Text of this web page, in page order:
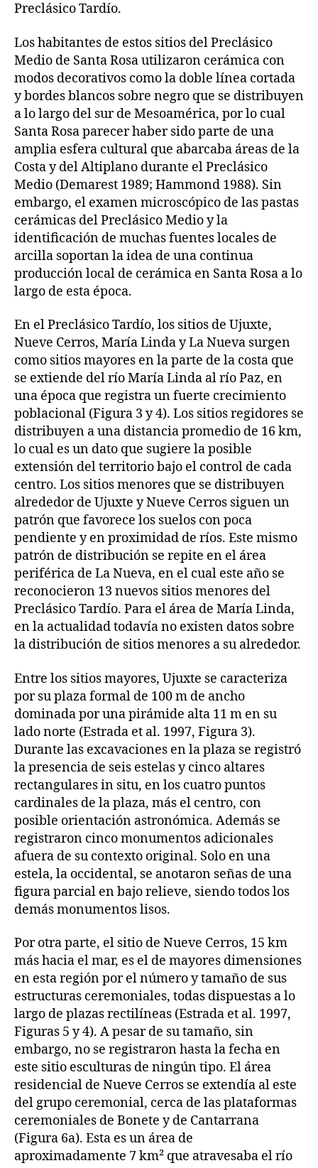
Preclásico Tardío.
Los habitantes de estos sitios del Preclásico
Medio de Santa Rosa utilizaron cerámica con
modos decorativos como la doble línea cortada
y bordes blancos sobre negro que se distribuyen
a lo largo del sur de Mesoamérica, por lo cual
Santa Rosa parecer haber sido parte de una
amplia esfera cultural que abarcaba áreas de la
Costa y del Altiplano durante el Preclásico
Medio (Demarest 1989; Hammond 1988). Sin
embargo, el examen microscópico de las pastas
cerámicas del Preclásico Medio y la
identificación de muchas fuentes locales de
arcilla soportan la idea de una continua
producción local de cerámica en Santa Rosa a lo
largo de esta época.
En el Preclásico Tardío, los sitios de Ujuxte,
Nueve Cerros, María Linda y La Nueva surgen
como sitios mayores en la parte de la costa que
se extiende del río María Linda al río Paz, en
una época que registra un fuerte crecimiento
poblacional (Figura 3 y 4). Los sitios regidores se
distribuyen a una distancia promedio de 16 km,
lo cual es un dato que sugiere la posible
extensión del territorio bajo el control de cada
centro. Los sitios menores que se distribuyen
alrededor de Ujuxte y Nueve Cerros siguen un
patrón que favorece los suelos con poca
pendiente y en proximidad de ríos. Este mismo
patrón de distribución se repite en el área
periférica de La Nueva, en el cual este año se
reconocieron 13 nuevos sitios menores del
Preclásico Tardío. Para el área de María Linda,
en la actualidad todavía no existen datos sobre
la distribución de sitios menores a su alrededor.
Entre los sitios mayores, Ujuxte se caracteriza
por su plaza formal de 100 m de ancho
dominada por una pirámide alta 11 m en su
lado norte (Estrada et al. 1997, Figura 3).
Durante las excavaciones en la plaza se registró
la presencia de seis estelas y cinco altares
rectangulares in situ, en los cuatro puntos
cardinales de la plaza, más el centro, con
posible orientación astronómica. Además se
registraron cinco monumentos adicionales
afuera de su contexto original. Solo en una
estela, la occidental, se anotaron señas de una
figura parcial en bajo relieve, siendo todos los
demás monumentos lisos.
Por otra parte, el sitio de Nueve Cerros, 15 km
más hacia el mar, es el de mayores dimensiones
en esta región por el número y tamaño de sus
estructuras ceremoniales, todas dispuestas a lo
largo de plazas rectilíneas (Estrada et al. 1997,
Figuras 5 y 4). A pesar de su tamaño, sin
embargo, no se registraron hasta la fecha en
este sitio esculturas de ningún tipo. El área
residencial de Nueve Cerros se extendía al este
del grupo ceremonial, cerca de las plataformas
ceremoniales de Bonete y de Cantarrana
(Figura 6a). Esta es un área de
aproximadamente 7 km² que atravesaba el río